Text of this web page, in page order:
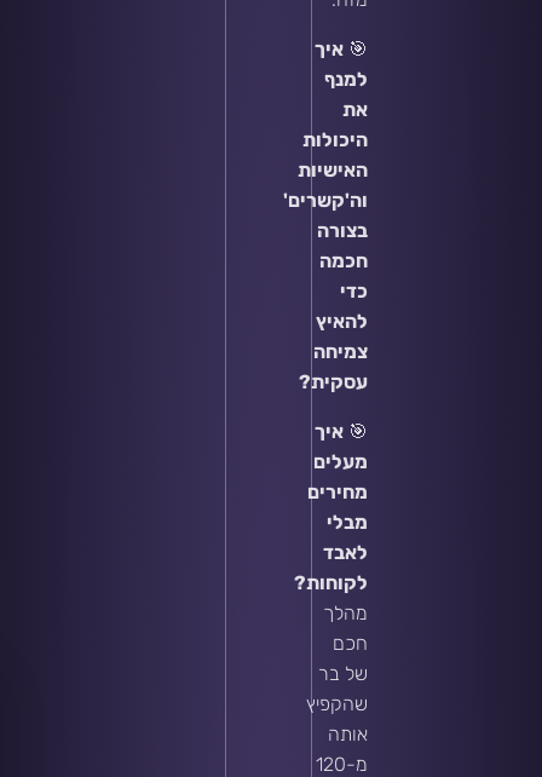
🎯איך
למנף
את
היכולות
האישיות
וה'קשרים'
בצורה
חכמה
כדי
להאיץ
צמיחה
עסקית?
🎯איך
מעלים
מחירים
מבלי
לאבד
לקוחות?
מהלך
חכם
של בר
שהקפיץ
אותה
מ-120